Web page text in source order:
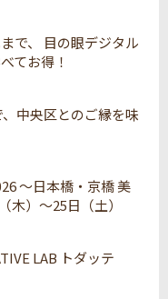
で、 目の眼デジタル
てお得！
中央区とのご縁を味
～日本橋・京橋 美
木）〜25日（土）
LAB トダッテ